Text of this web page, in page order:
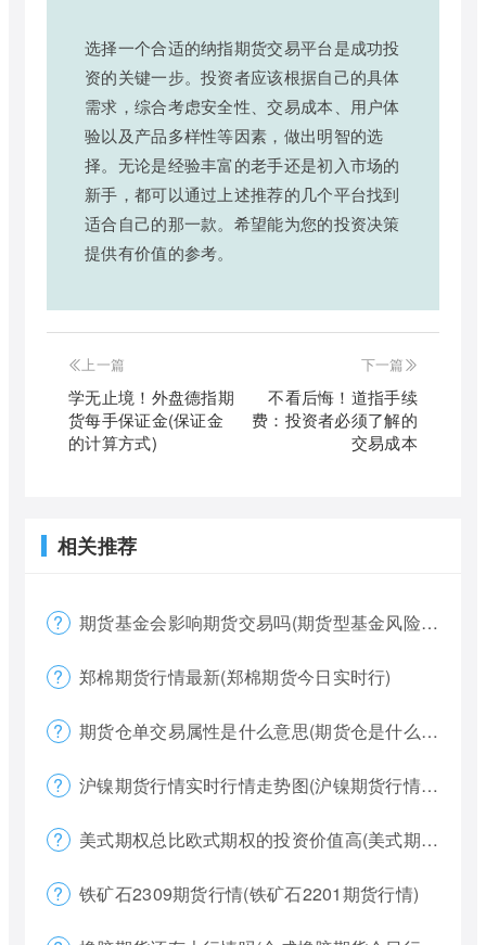
选择一个合适的纳指期货交易平台是成功投
资的关键一步。投资者应该根据自己的具体
需求，综合考虑安全性、交易成本、用户体
验以及产品多样性等因素，做出明智的选
择。无论是经验丰富的老手还是初入市场的
新手，都可以通过上述推荐的几个平台找到
适合自己的那一款。希望能为您的投资决策
提供有价值的参考。
上一篇
学无止境！外盘德指期
货每手保证金(保证金
的计算方式)
下一篇
不看后悔！道指手续
费：投资者必须了解的
交易成本
相关推荐
期货基金会影响期货交易吗(期货型基金风险大吗)
郑棉期货行情最新(郑棉期货今日实时行)
期货仓单交易属性是什么意思(期货仓是什么意思)
沪镍期货行情实时行情走势图(沪镍期货行情价格)
美式期权总比欧式期权的投资价值高(美式期权和欧式期权哪个风险更大)
铁矿石2309期货行情(铁矿石2201期货行情)